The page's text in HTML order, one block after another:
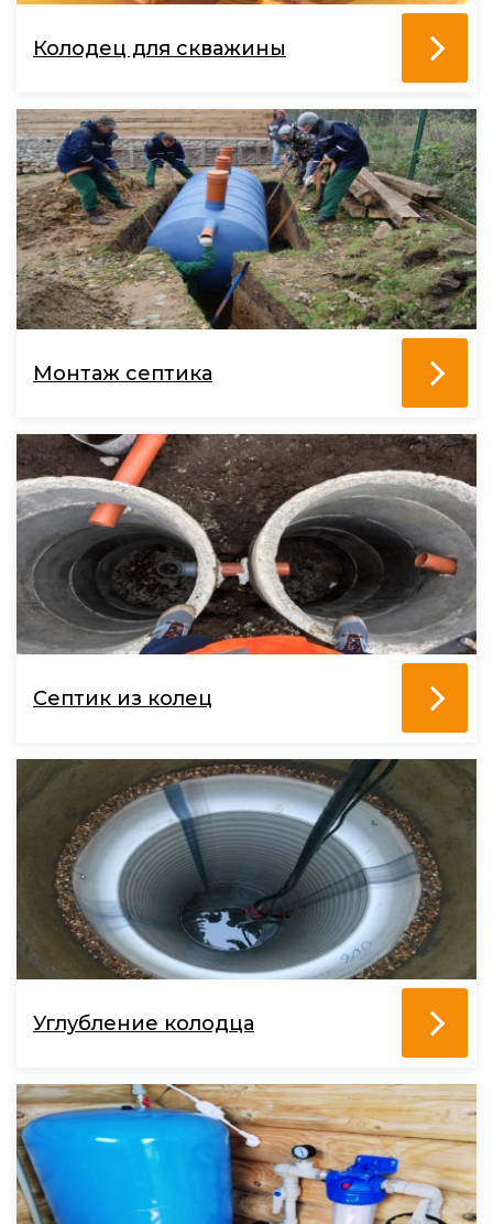
Колодец для скважины
Монтаж септика
Септик из колец
Углубление колодца